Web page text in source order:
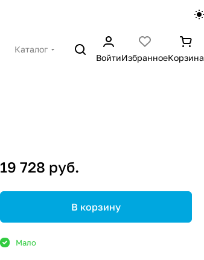
Каталог
ВойтиИзбранноеКорзина
19 728 руб.
В корзину
Мало